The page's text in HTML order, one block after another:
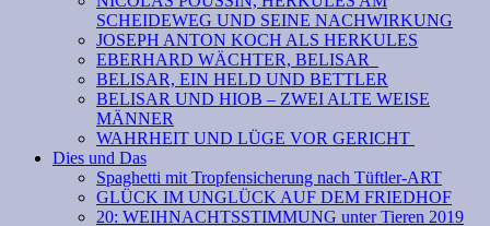
SCHEIDEWEG UND SEINE NACHWIRKUNG
JOSEPH ANTON KOCH ALS HERKULES
EBERHARD WÄCHTER, BELISAR
BELISAR, EIN HELD UND BETTLER
BELISAR UND HIOB – ZWEI ALTE WEISE
MÄNNER
WAHRHEIT UND LÜGE VOR GERICHT
Dies und Das
Spaghetti mit Tropfensicherung nach Tüftler-ART
GLÜCK IM UNGLÜCK AUF DEM FRIEDHOF
20: WEIHNACHTSSTIMMUNG unter Tieren 2019